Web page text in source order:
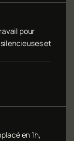
pour
et
en 1h,